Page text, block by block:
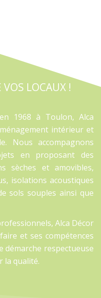
LOCAUX !
1968 à Toulon, Alca
intérieur et
Nous accompagnons
en proposant des
sèches et amovibles,
isolations acoustiques
sols souples ainsi que
Alca Décor
et ses compétences
démarche respectueuse
la qualité.